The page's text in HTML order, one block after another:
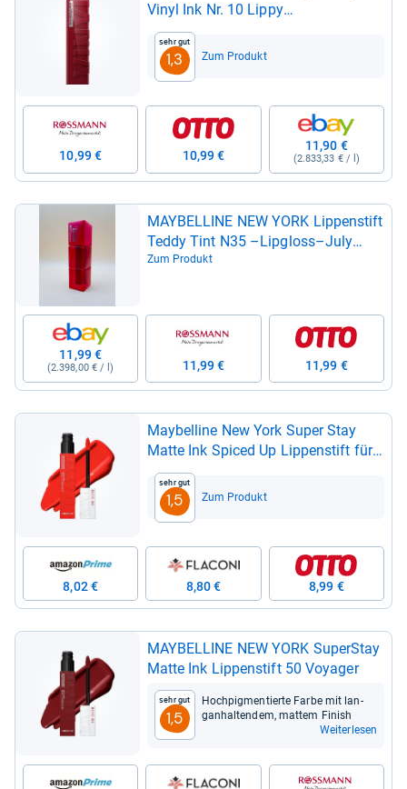
Vinyl Ink Nr. 10 Lippy
0000030145559
Sehr gut
1,3 Zum Produkt
10,99 € 10,99 €
11,90 €
(2.833,33 € / l)
MAY­BEL­LINE NEW YORK Lip­pen­stift
Teddy Tint N35 –Lip­gloss–July
Fore­ver 5ml*NEU*
Zum Produkt
11,99 €
(2.398,00 € / l) 11,99 € 11,99 €
May­bel­line New York Super Stay
Matte Ink Spi­ced Up Lip­pen­stift für
16H Halt, Mat­tes Finish, Kuss­echt &
Wisch­fest ohne Abfär­ben, Hoch­pig­
men­tierte Farbe, Nuance: 320 Indi­vi­
Sehr gut
1,5 Zum Produkt
8,02 € 8,80 € 8,99 €
MAY­BEL­LINE NEW YORK Super­Stay
Matte Ink Lip­pen­stift 50 Voya­ger
Sehr gut
1,5
Hoch­pig­men­tierte Farbe mit lan­
gan­hal­ten­dem, mat­tem Finish
Weiterlesen